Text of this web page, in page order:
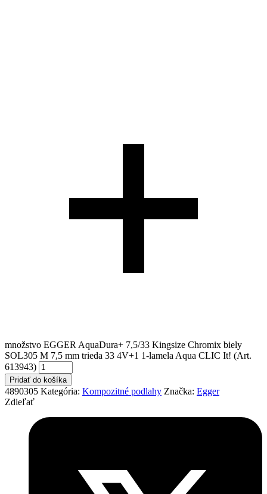
množstvo EGGER AquaDura+ 7,5/33 Kingsize Chromix biely
SOL305 M 7,5 mm trieda 33 4V+1 1-lamela Aqua CLIC It! (Art.
613943)
Pridať do košíka
4890305 Kategória: Kompozitné podlahy Značka: Egger
Zdieľať